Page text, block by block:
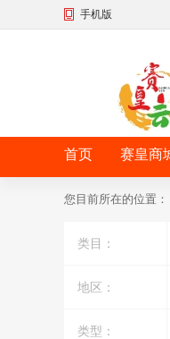
手机版
首页 赛皇商
您目前所在的位置：
类目：
地区：
类型：